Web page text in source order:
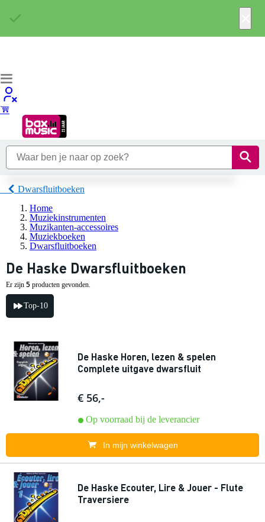
Dwarsfluitboeken
Home
Muziekinstrumenten
Muzikanten-accessoires
Muziekboeken
Dwarsfluitboeken
De Haske Dwarsfluitboeken
Er zijn 5 producten gevonden.
Top-10
De Haske Horen, lezen & spelen
Complete uitgave dwarsfluit
€ 56,-
Op voorraad bij de leverancier
In mijn winkelwagen
De Haske Ecouter, Lire & Jouer - Flute
Traversiere